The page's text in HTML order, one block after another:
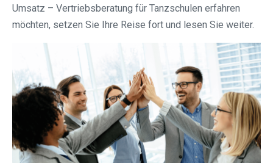
Umsatz – Vertriebsberatung für Tanzschulen erfahren
möchten, setzen Sie Ihre Reise fort und lesen Sie weiter.